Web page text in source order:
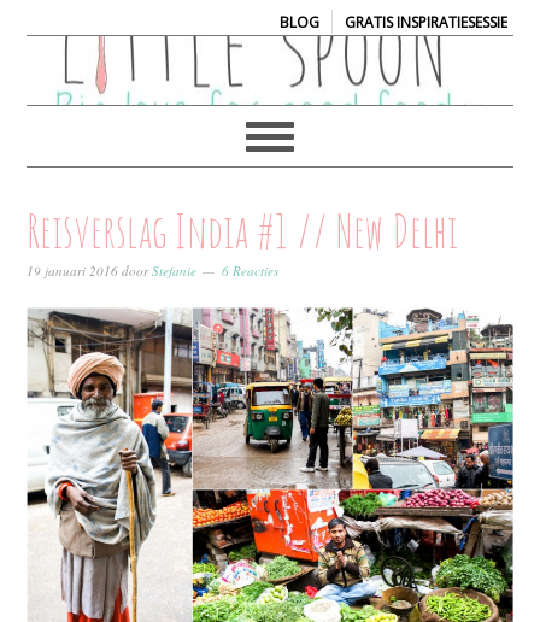
BLOG| GRATIS INSPIRATIESESSIE
Reisverslag India #1 // New Delhi
19 januari 2016 doorStefanie 6 Reacties